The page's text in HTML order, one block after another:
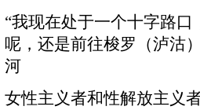
“我现在处于一个十字路
呢，还是前往梭罗（泸沽
河
女性主义者和性解放主义